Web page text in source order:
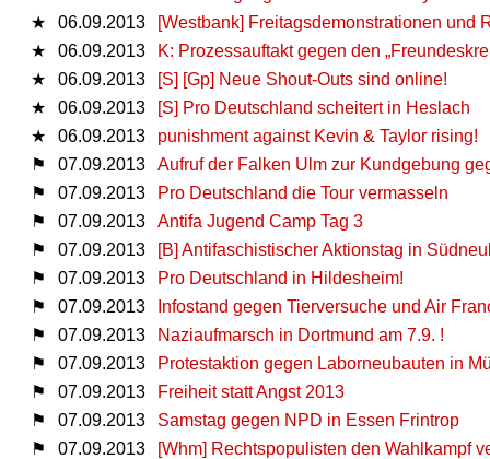
★
06.09.2013
[Westbank] Freitagsdemonstrationen und
★
06.09.2013
K: Prozessauftakt gegen den
★
06.09.2013
[S] [Gp] Neue Shout-Outs sind online!
★
06.09.2013
[S] Pro Deutschland scheitert in Heslach
★
06.09.2013
punishment against Kevin & Taylor rising!
⚑
07.09.2013
Aufruf der Falken Ulm zur Kundgebung
⚑
07.09.2013
Pro Deutschland die Tour vermasseln
⚑
07.09.2013
Antifa Jugend Camp Tag 3
⚑
07.09.2013
[B] Antifaschistischer Aktionstag in
⚑
07.09.2013
Pro Deutschland in Hildesheim!
⚑
07.09.2013
Infostand gegen Tierversuche und Air
⚑
07.09.2013
Naziaufmarsch in Dortmund am 7.9. !
⚑
07.09.2013
Protestaktion gegen Laborneubauten in
⚑
07.09.2013
Freiheit statt Angst 2013
⚑
07.09.2013
Samstag gegen NPD in Essen Frintrop
⚑
07.09.2013
[Whm] Rechtspopulisten den Wahlkampf